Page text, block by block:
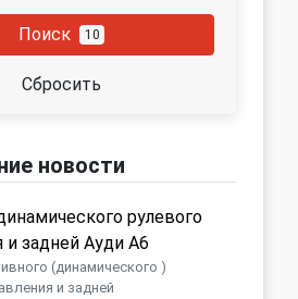
Поиск 10
Сбросить
новости
рулевого
и задней Ауди А6
(динамического )
и задней